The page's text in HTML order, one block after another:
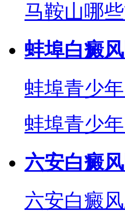
马鞍山哪
蚌埠白癜
蚌埠青少
蚌埠青少
六安白癜
六安白癜